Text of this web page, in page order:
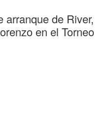
arranque de River,
en el Torneo